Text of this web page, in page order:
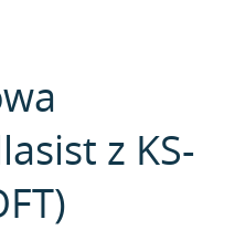
z KS-